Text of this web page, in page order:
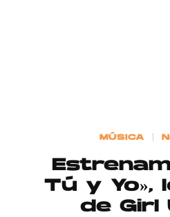
MÚSICA
Tú y Yo»,
de Girl